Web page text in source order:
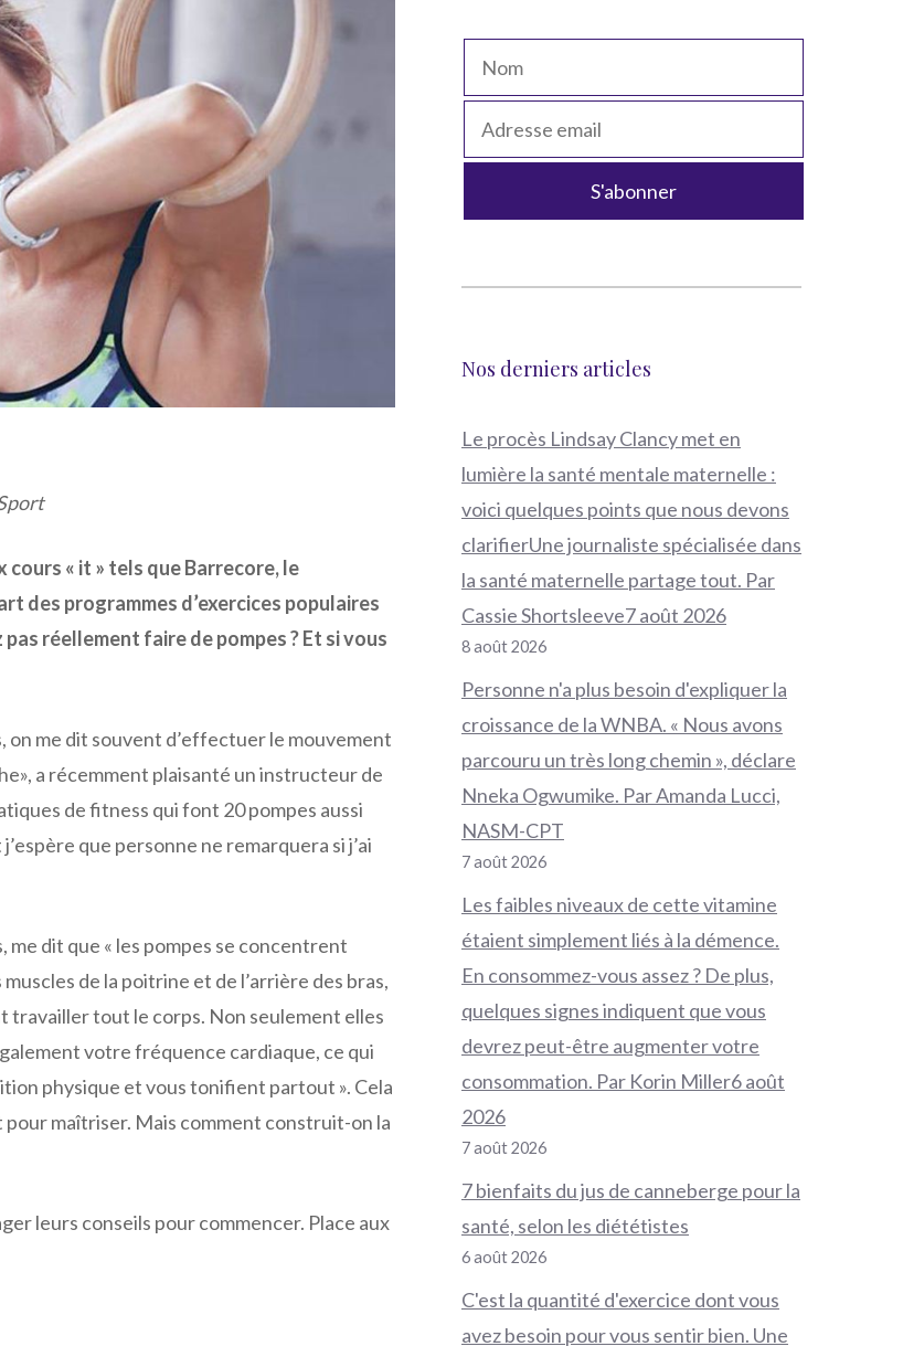
« it » tels que Barrecore, le
des programmes d’exercices populaires
réellement faire de pompes ? Et si vous
on me dit souvent d’effectuer le mouvement
a récemment plaisanté un instructeur de
de fitness qui font 20 pompes aussi
que personne ne remarquera si j’ai
dit que « les pompes se concentrent
de la poitrine et de l’arrière des bras,
travailler tout le corps. Non seulement elles
votre fréquence cardiaque, ce qui
physique et vous tonifient partout ». Cela
maîtriser. Mais comment construit-on la
leurs conseils pour commencer. Place aux
Nos derniers articles
Le procès Lindsay Clancy met en
lumière la santé mentale maternelle :
voici quelques points que nous devons
clarifierUne journaliste spécialisée dans
la santé maternelle partage tout. Par
Cassie Shortsleeve7 août 2026
8 août 2026
Personne n'a plus besoin d'expliquer la
croissance de la WNBA. « Nous avons
parcouru un très long chemin », déclare
Nneka Ogwumike. Par Amanda Lucci,
NASM-CPT
7 août 2026
Les faibles niveaux de cette vitamine
étaient simplement liés à la démence.
En consommez-vous assez ? De plus,
quelques signes indiquent que vous
devrez peut-être augmenter votre
consommation. Par Korin Miller6 août
2026
7 août 2026
7 bienfaits du jus de canneberge pour la
santé, selon les diététistes
6 août 2026
C'est la quantité d'exercice dont vous
avez besoin pour vous sentir bien. Une